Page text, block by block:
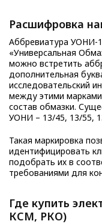
Расшифровка
Аббревиатура УОНИ-
«Универсальная
можно встретить
дополнительная
исследовательский
между этими
состав обмазки.
УОНИ – 13/45, 13/55,
Такая маркировка
идентифицировать
подобрать их в
требованиями для
Где купить
КСМ, РКО)